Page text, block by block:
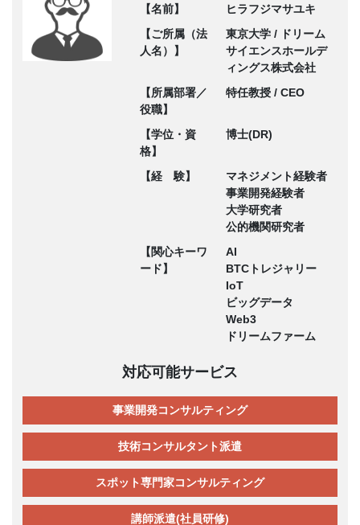
【名前】
ヒラフジマサユキ
【ご所属（法
人名）】
東京大学 / ドリーム
サイエンスホールデ
ィングス株式会社
【所属部署／
役職】
特任教授 / CEO
【学位・資
格】
博士(DR)
【経 験】
マネジメント経験者
事業開発経験者
大学研究者
公的機関研究者
【関心キーワ
ード】
AI
BTCトレジャリー
IoT
ビッグデータ
Web3
ドリームファーム
対応可能サービス
事業開発コンサルティング
技術コンサルタント派遣
スポット専門家コンサルティング
講師派遣(社員研修)